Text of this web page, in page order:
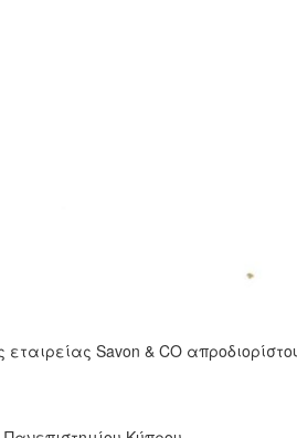
Savon & CO